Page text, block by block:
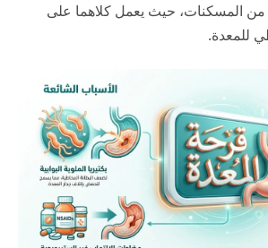
من المسكنات، حيث يعمل كلاهما على
للمعدة.